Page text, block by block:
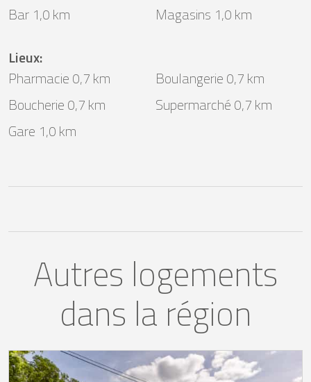
Bar 1,0 km
Magasins 1,0 km
Lieux:
Pharmacie 0,7 km
Boulangerie 0,7 km
Boucherie 0,7 km
Supermarché 0,7 km
Gare 1,0 km
Autres logements
dans la région